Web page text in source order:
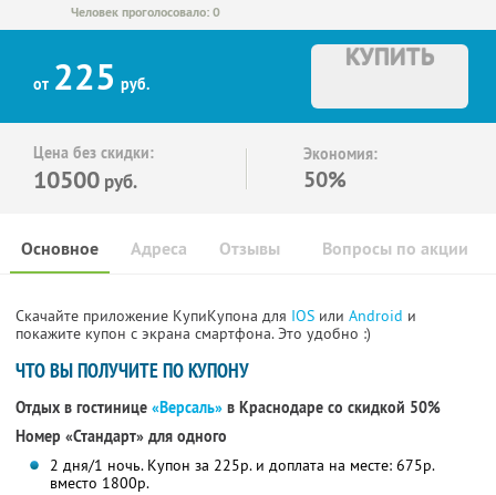
Человек проголосовало: 0
от 225 руб.
КУПИТЬ
Цена без скидки:
10500 руб.
Экономия:
50%
Основное Отзывы Вопросы по акции
Адреса
Скачайте приложение КупиКупона для IOS или Android и
покажите купон с экрана смартфона. Это удобно :)
ЧТО ВЫ ПОЛУЧИТЕ ПО КУПОНУ
Отдых в гостинице «Версаль» в Краснодаре со скидкой 50%
Номер «Стандарт» для одного
2 дня/1 ночь. Купон за 225р. и доплата на месте: 675р.
вместо 1800р.